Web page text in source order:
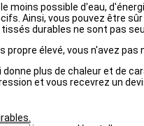
moins possible d'eau,
Ainsi, vous pouvez être
durables ne sont pas
propre élevé, vous n'avez
donne plus de chaleur et de
et vous recevrez un